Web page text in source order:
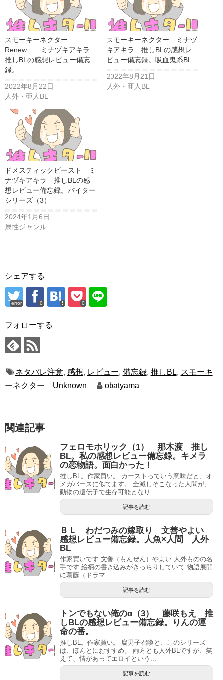
スモーキーネクター
Renew ミナヅキアキラ
推しBLの感想レビュー備忘
録。
2022年8月22日
人外・亜人BL
スモーキーネクター ミナヅ
キアキラ 推しBLの感想レ
ビュー備忘録。吸血鬼系BL
2022年8月21日
人外・亜人BL
ドメスティックビースト ミ
ナヅキアキラ 推しBLの感
想レビュー備忘録。バイター
シリーズ（3）
2024年1月6日
属性ジャンル
シェアする
error 0 0
フォローする
ネタバレ注意, 感想, レビュー, 備忘録, 推しBL, スモーキ
ーネクター Unknown
obatyama
関連記事
フェロモホリック（1） 那木渡 推し
BL。私の感想レビュー備忘録。キメラ
の恋物語。面白かった！
推しBL。作家買い。 カーストっていう意味だと、オ
メガバースに似てます。 全滅しそこなった人間が、
動物の遺伝子で生存可能となり...
記事を読む
ＢＬ わだつみの嫁取り 文善やよい
感想レビュー備忘録。人魚×人間 人外
BL
作家買いです 文善（もんぜん）やよい 人外ものの名
手です 絵柄の書き込みがきっちりしていて 物語展開
に葛藤（ドラマ...
記事を読む
トンでもない俺のα（3） 藤咲もえ 推
しBLの感想レビュー備忘録。りんの運
命の番。
推しBL。作家買い。 腐男子召喚と、このシリーズ
は、ほんとにおすすめ。 両方とも人外BLですが、笑
えて、情があってエロイという...
記事を読む